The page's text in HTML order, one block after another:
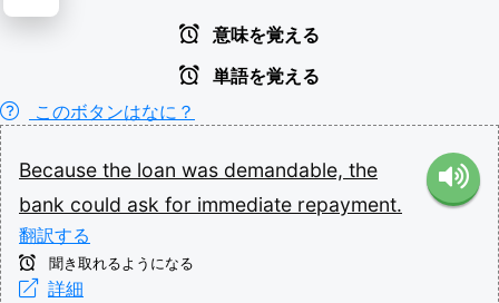
意味を覚える
単語を覚える
このボタンはなに？
Because the loan was demandable, the
bank could ask for immediate repayment.
翻訳する
聞き取れるようになる
詳細